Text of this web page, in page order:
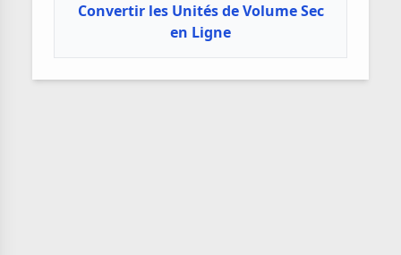
Convertir les Unités de Volume Sec
en Ligne